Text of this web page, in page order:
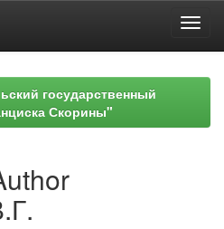
государственный
Скорины"